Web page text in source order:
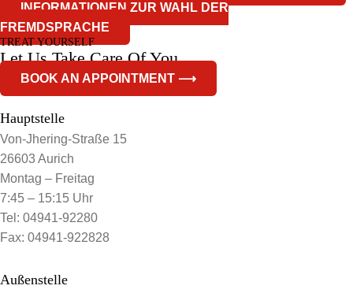
INFORMATIONEN ZUR WAHL DER
FREMDSPRACHE
TREAT YOURSELF
Let Us Take Care Of You
BOOK AN APPOINTMENT ⟶
Hauptstelle
Von-Jhering-Straße 15
26603 Aurich
Montag – Freitag
7:45 – 15:15 Uhr
Tel: 04941-92280
Fax: 04941-922828
Außenstelle